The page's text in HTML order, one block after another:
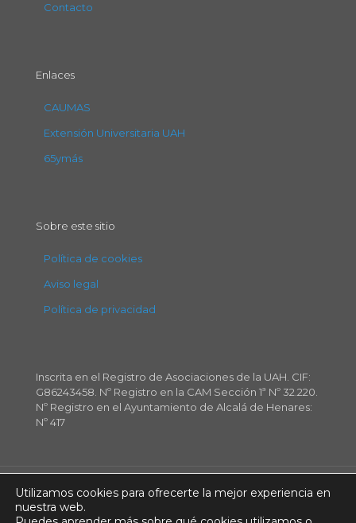
Contacto
Enlaces
CAUMAS
Extensión Universitaria UAH
65ymás
Sobre este sitio
Política de cookies
Aviso legal
Política de privacidad
Inscrita en el Registro de Asociaciones de la UAH. CIF:
G86243458. Nº Registro en la CAM Sección 1ª Nº 32.220.
Nº Registro en el Ayuntamiento de Alcalá de Henares:
Nº 417
© Copyright2026 AUDEMA | Todos los derechos
Utilizamos cookies para ofrecerte la mejor experiencia en
nuestra web.